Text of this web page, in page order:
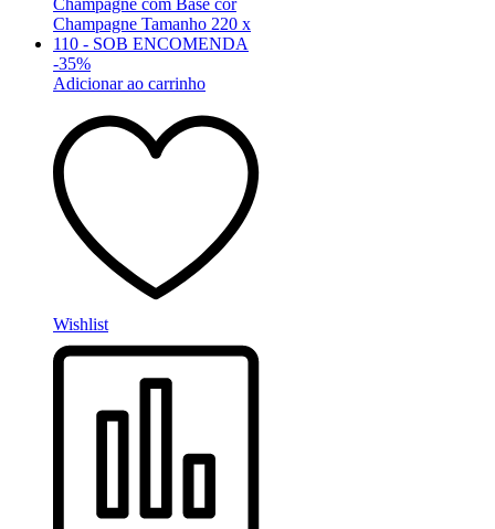
-35%
Adicionar ao carrinho
Wishlist